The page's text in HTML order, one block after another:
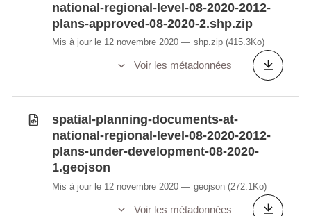
national-regional-level-08-2020-2012-
plans-approved-08-2020-2.shp.zip
Mis à jour le 12 novembre 2020 shp.zip (415.3Ko)
Voir les métadonnées
spatial-planning-documents-at-
national-regional-level-08-2020-2012-
plans-under-development-08-2020-
1.geojson
Mis à jour le 12 novembre 2020 geojson (272.1Ko)
Voir les métadonnées